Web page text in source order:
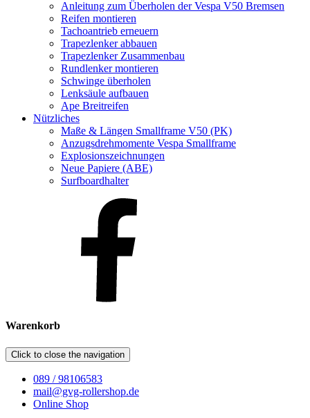
Anleitung zum Überholen der Vespa V50 Bremsen
Reifen montieren
Tachoantrieb erneuern
Trapezlenker abbauen
Trapezlenker Zusammenbau
Rundlenker montieren
Schwinge überholen
Lenksäule aufbauen
Ape Breitreifen
Nützliches
Maße & Längen Smallframe V50 (PK)
Anzugsdrehmomente Vespa Smallframe
Explosionszeichnungen
Neue Papiere (ABE)
Surfboardhalter
Warenkorb
Click to close the navigation
089 / 98106583
mail@gvg-rollershop.de
Online Shop